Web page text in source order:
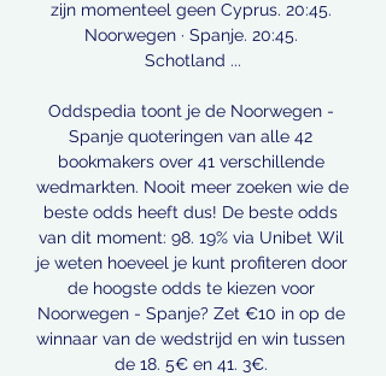
zijn momenteel geen Cyprus. 20:45.
Noorwegen · Spanje. 20:45.
Schotland ...
Oddspedia toont je de Noorwegen -
Spanje quoteringen van alle 42
bookmakers over 41 verschillende
wedmarkten. Nooit meer zoeken wie de
beste odds heeft dus! De beste odds
van dit moment: 98. 19% via Unibet Wil
je weten hoeveel je kunt profiteren door
de hoogste odds te kiezen voor
Noorwegen - Spanje? Zet €10 in op de
winnaar van de wedstrijd en win tussen
de 18. 5€ en 41. 3€.